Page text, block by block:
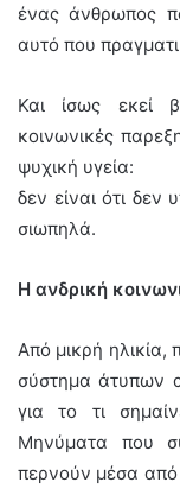
ένας άνθρωπος
αυτό που
Και ίσως εκεί
κοινωνικές
ψυχική υγεία:
δεν είναι ότι δεν
σιωπηλά.
Η ανδρική
Από μικρή
σύστημα άτυπων
για το τι
Μηνύματα που
περνούν μέσα από